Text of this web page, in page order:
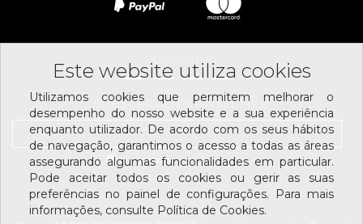
SIGA-NOS
SUBSCREVER NEWSLETTER
Li e aceito ostermos e condições
Este website utiliza cookies
Utilizamos cookies que permitem melhorar o
desempenho do nosso website e a sua experiência
enquanto utilizador. De acordo com os seus hábitos
de navegação, garantimos o acesso a todas as áreas
assegurando algumas funcionalidades em particular.
Pode aceitar todos os cookies ou gerir as suas
preferências no painel de configurações. Para mais
informações, consulte Política de Cookies.